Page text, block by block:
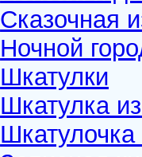
Сказочная
Ночной
Шкатулки
Шкатулка